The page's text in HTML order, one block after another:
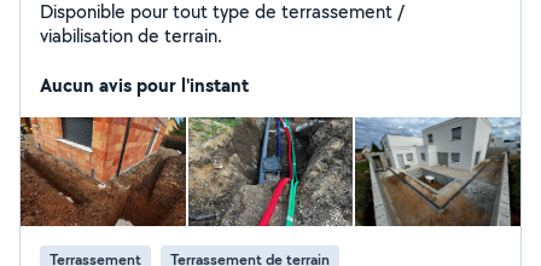
Disponible pour tout type de terrassement /
viabilisation de terrain.
Aucun avis pour l'instant
Terrassement Terrassement de terrain